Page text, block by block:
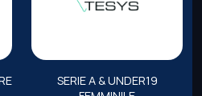
SERIE A & UNDER19